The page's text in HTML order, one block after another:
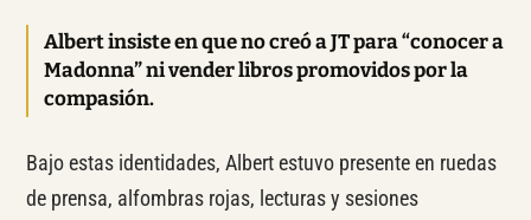
Albert insiste en que no creó a JT para “conocer a
Madonna” ni vender libros promovidos por la
compasión.
Bajo estas identidades, Albert estuvo presente en ruedas
de prensa, alfombras rojas, lecturas y sesiones